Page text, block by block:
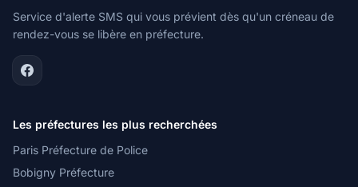
Service d'alerte SMS qui vous prévient dès qu'un créneau de
rendez-vous se libère en préfecture.
Les préfectures les plus recherchées
Paris Préfecture de Police
Bobigny Préfecture